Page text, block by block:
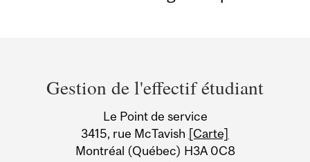
and
University
Information
Gestion de l'effectif étudiant
Le Point de service
3415, rue McTavish [Carte]
Montréal (Québec) H3A 0C8